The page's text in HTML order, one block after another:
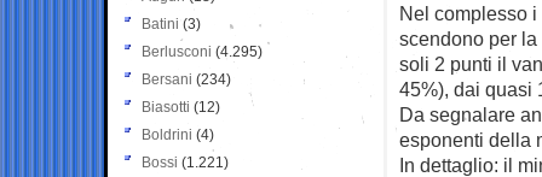
Nel complesso
scendono per la
soli 2 punti il
45%), dai quasi
Da segnalare
esponenti della
In dettaglio: il
Batini (3)
Berlusconi (4.295)
Bersani (234)
Biasotti (12)
Boldrini (4)
Bossi (1.221)